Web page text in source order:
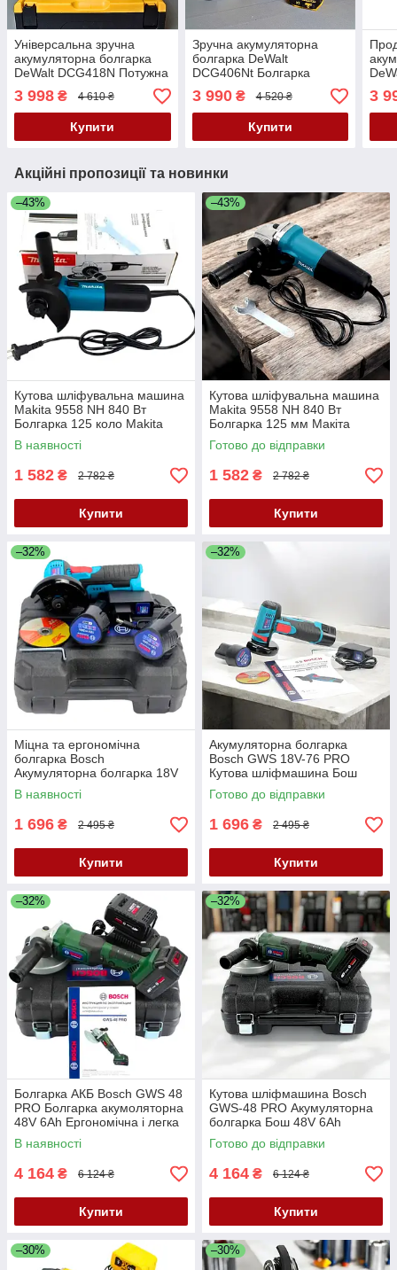
Універсальна зручна
акумуляторна болгарка
DeWalt DCG418N Потужна
АКБ болгарка Деволт 48V
6.0AH в кейсі
3 998 ₴ 4 610 ₴
Купити
Зручна акумуляторна
болгарка DeWalt
DCG406Nt Болгарка
акумуляторна 48V 6.0AH
Кутова АКБ шліфмашина
3 990₴ 4 520 ₴
Купити
3
Акційні пропозиції та новинки
–43%
Кутова шліфувальна машина
Makita 9558 NH 840 Вт
Болгарка 125 коло Makita
Ремонтна болгарка
В наявності
1 582 ₴ 2 782 ₴
Купити
–43%
Кутова шліфувальна машина
Makita 9558 NH 840 Вт
Болгарка 125 мм Макіта
Шліфмашина кутова
Готово до відправки
1 582 ₴ 2 782 ₴
Купити
–32%
Міцна та ергономічна
болгарка Bosch
Акумуляторна болгарка 18V
2AH Бош болгарка АКБ УШМ
В наявності
1 696 ₴ 2 495 ₴
Купити
–32%
Акумуляторна болгарка
Bosch GWS 18V-76 PRO
Кутова шліфмашина Бош
Кутова шліфмашина з двома
АКБ 18V 2AH
Готово до відправки
1 696 ₴ 2 495 ₴
Купити
–32%
Болгарка АКБ Bosch GWS 48
PRO Болгарка акумоляторна
48V 6Ah Ергономічна і легка
акумуляторна болгарка
В наявності
4 164 ₴ 6 124 ₴
Купити
–32%
Кутова шліфмашина Bosch
GWS-48 PRO Акумуляторна
болгарка Бош 48V 6Ah
Безщіткова болгарка
Готово до відправки
4 164 ₴ 6 124 ₴
Купити
–30% –30%